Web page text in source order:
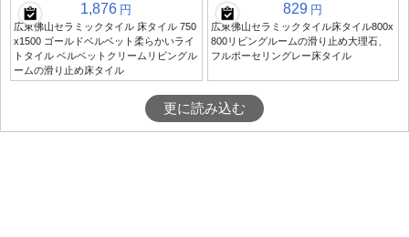
1,876 円
広東佛山セラミックタイル 床タイル 750
x1500 ゴールドベルベット柔らかいライ
トタイル ベルベットクリームリビングル
ームの滑り止め床タイル
829 円
広東佛山セラミックタイル床タイル800x
800リビングルームの滑り止め大理石、
フルポーセリングレー床タイル
更に読み込む